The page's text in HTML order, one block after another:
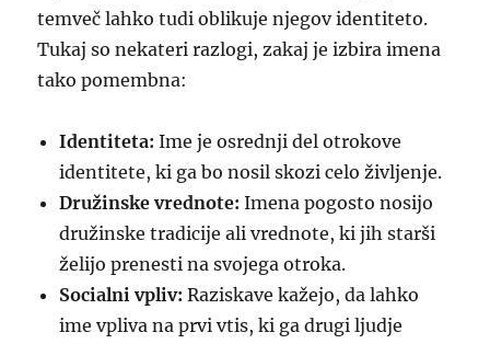
temveč lahko tudi oblikuje njegov identiteto.
Tukaj so nekateri razlogi, zakaj je izbira imena
tako pomembna:
Identiteta: Ime je osrednji del otrokove
identitete, ki ga bo nosil skozi celo življenje.
Družinske vrednote: Imena pogosto nosijo
družinske tradicije ali vrednote, ki jih starši
želijo prenesti na svojega otroka.
Socialni vpliv: Raziskave kažejo, da lahko
ime vpliva na prvi vtis, ki ga drugi ljudje